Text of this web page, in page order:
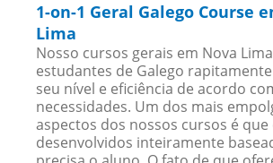
1-on-1 Geral Galego Course
Lima
Nosso cursos gerais em Nova
estudantes de Galego
seu nível e eficiência de acordo
necessidades. Um dos mais
aspectos dos nossos cursos é que
desenvolvidos inteiramente